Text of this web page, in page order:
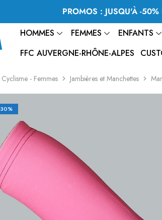
PROMOS : JUSQU'À -
HOMMES
FEMMES ENFANTS
FFC AUVERGNE-RHÔNE-ALPES
Cyclisme - Femmes Jambières et Manchettes
30%